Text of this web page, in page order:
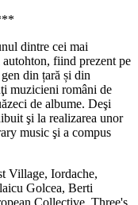
dintre cei mai
fiind prezent pe
din țară și din
muzicieni români de
de albume. Deşi
şi la realizarea unor
music şi a compus
Village, Iordache,
Golcea, Berti
Collective, Three's